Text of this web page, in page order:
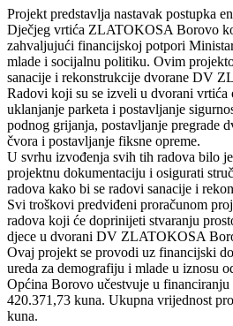
Projekt predstavlja nastavak postupka
Dječjeg vrtića ZLATOKOSA Borovo
zahvaljujući financijskoj potpori
mlade i socijalnu politiku. Ovim
sanacije i rekonstrukcije dvorane DV
Radovi koji su se izveli u dvorani vrtića
uklanjanje parketa i postavljanje
podnog grijanja, postavljanje pregrade
čvora i postavljanje fiksne opreme.
U svrhu izvođenja svih tih radova bilo
projektnu dokumentaciju i osigurati
radova kako bi se radovi sanacije i
Svi troškovi predviđeni proračunom
radova koji će doprinijeti stvaranju
djece u dvorani DV ZLATOKOSA
Ovaj projekt se provodi uz financijski
ureda za demografiju i mlade u iznosu
Općina Borovo učestvuje u financiranju
420.371,73 kuna. Ukupna vrijednost
kuna.